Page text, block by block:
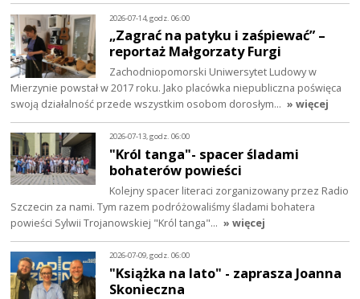
2026-07-14, godz. 06:00
„Zagrać na patyku i zaśpiewać” –
reportaż Małgorzaty Furgi
Zachodniopomorski Uniwersytet Ludowy w
Mierzynie powstał w 2017 roku. Jako placówka niepubliczna poświęca
swoją działalność przede wszystkim osobom dorosłym… » więcej
2026-07-13, godz. 06:00
"Król tanga"- spacer śladami
bohaterów powieści
Kolejny spacer literaci zorganizowany przez Radio
Szczecin za nami. Tym razem podróżowaliśmy śladami bohatera
powieści Sylwii Trojanowskiej "Król tanga"… » więcej
2026-07-09, godz. 06:00
"Książka na lato" - zaprasza Joanna
Skonieczna